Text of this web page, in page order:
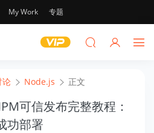
My Work 专题
论 Node.js 正文
可信发布完整教程：
功部署